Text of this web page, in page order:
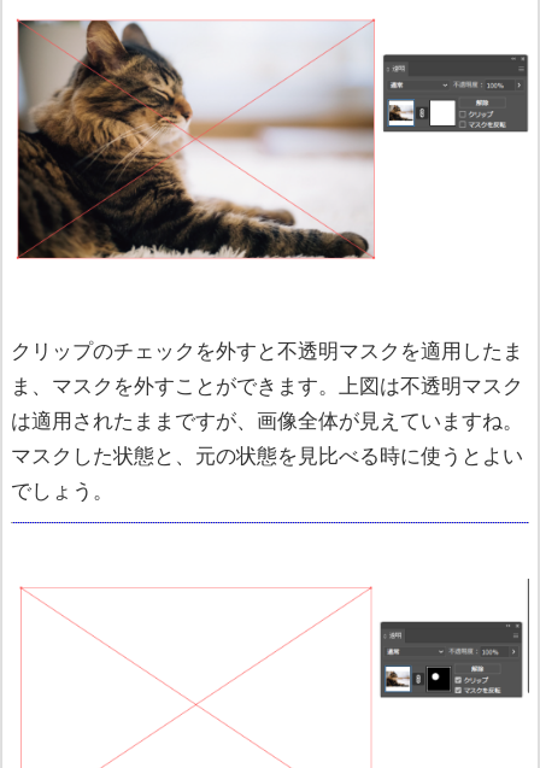
クリップのチェックを外すと不透明マスクを適用したま
ま、マスクを外すことができます。上図は不透明マスク
は適用されたままですが、画像全体が見えていますね。
マスクした状態と、元の状態を見比べる時に使うとよい
でしょう。